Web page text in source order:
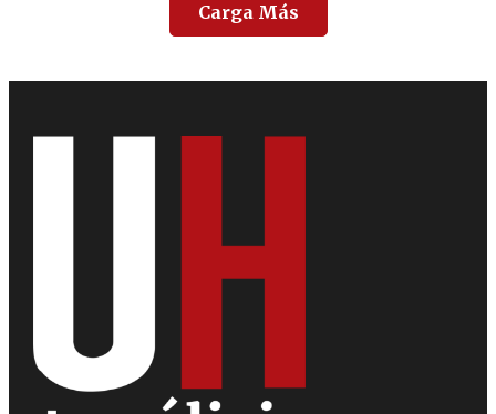
Carga Más